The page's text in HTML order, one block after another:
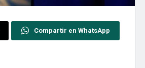
Compartir en WhatsApp